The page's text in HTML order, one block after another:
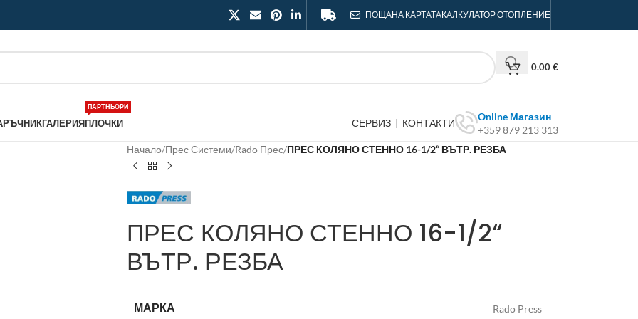
ПОЩАНА КАРТАТАКАЛКУЛАТОР ОТОПЛЕНИЕ
0.00€
ГАЛЕРИЯПЛОЧКИ
ПАРТНЬОРИ
СЕРВИЗ | КОНТАКТИ
Online Магазин
+359 879 213 313
Начало/Прес Системи/Rado Прес/ПРЕС КОЛЯНО СТЕННО 16-1/2“ ВЪТР. РЕЗБА
ПРЕС КОЛЯНО СТЕННО 16-1/2“
ВЪТР. РЕЗБА
МАРКА Rado Press